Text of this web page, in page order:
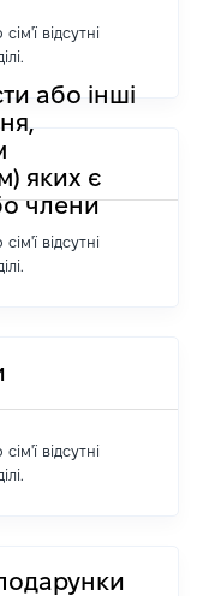
відсутні
або інші
яких є
члени
відсутні
відсутні